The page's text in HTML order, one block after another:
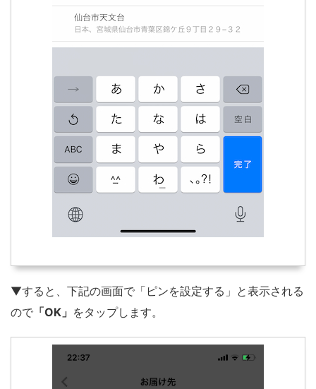
▼すると、下記の画面で「ピンを設定する」と表示される
ので 「OK」 をタップします。